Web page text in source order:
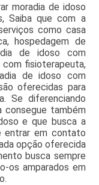
moradia de idoso
Saiba que com a
como casa
hospedagem de
de idoso com
com fisioterapeuta,
de idoso com
oferecidas para
Se diferenciando
consegue também
e que busca a
entrar em contato
opção oferecida
busca sempre
os amparados em